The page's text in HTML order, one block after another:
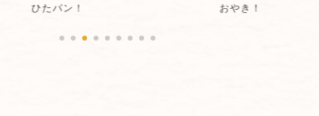
ひたパン！
おやき！